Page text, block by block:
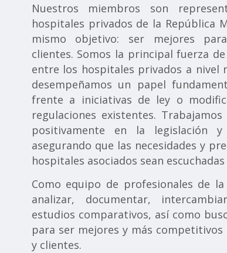
Nuestros miembros son
hospitales privados de la República
mismo objetivo: ser mejores
clientes. Somos la principal fuerza
entre los hospitales privados a nivel
desempeñamos un papel
frente a iniciativas de ley o
regulaciones existentes.
positivamente en la legislación
asegurando que las necesidades y
hospitales asociados sean
Como equipo de profesionales de
analizar, documentar,
estudios comparativos, así como
para ser mejores y más
y clientes.